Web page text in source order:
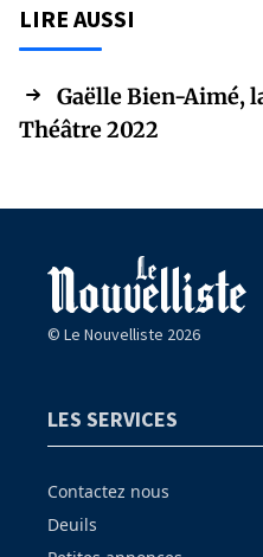
LIRE AUSSI
Gaëlle Bien-Aimé,
Théâtre 2022
© Le Nouvelliste 2026
LES SERVICES
Contactez nous
Deuils